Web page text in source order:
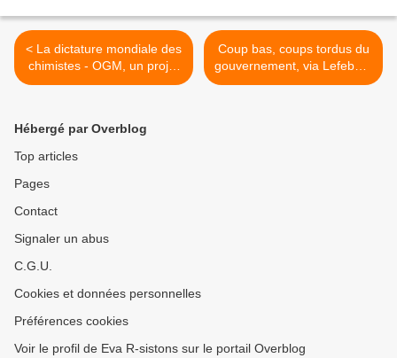
< La dictature mondiale des
chimistes - OGM, un projet
eugéniste
Coup bas, coups tordus du
gouvernement, via Lefebvre
(contre DSK..) >
Hébergé par Overblog
Top articles
Pages
Contact
Signaler un abus
C.G.U.
Cookies et données personnelles
Préférences cookies
Voir le profil de Eva R-sistons sur le portail Overblog